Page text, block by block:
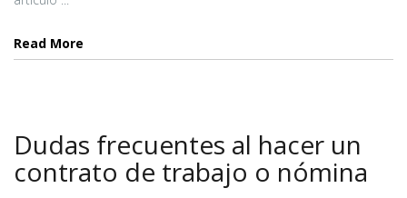
Read More
Dudas frecuentes al hacer un
contrato de trabajo o nómina